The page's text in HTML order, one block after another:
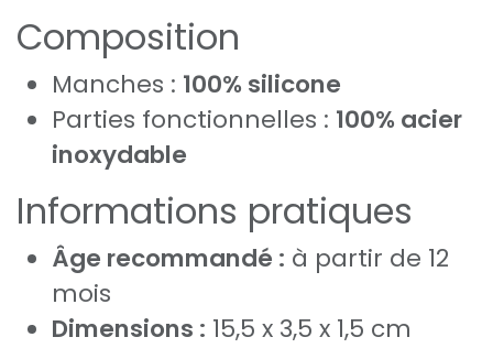
Composition
Manches : 100% silicone
Parties fonctionnelles : 100% acier
inoxydable
Informations pratiques
Âge recommandé : à partir de 12
mois
Dimensions : 15,5 x 3,5 x 1,5 cm